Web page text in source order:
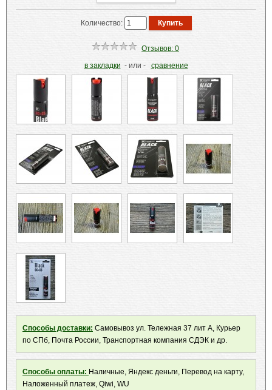
Количество:
Отзывов: 0
в закладки - или - сравнение
Способы доставки: Самовывоз ул. Тележная 37 лит А, Курьер
по СПб, Почта России, Транспортная компания СДЭК и др.
Способы оплаты: Наличные, Яндекс деньги, Перевод на карту,
Наложенный платеж, Qiwi, WU